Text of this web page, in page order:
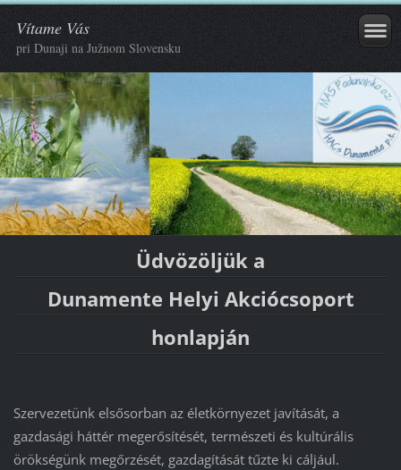
Vítame Vás
pri Dunaji na Južnom Slovensku
Üdvözöljük a
Dunamente Helyi Akciócsoport
honlapján
Szervezetünk elsősorban az életkörnyezet javítását, a
gazdasági háttér megerősítését, természeti és kultúrális
örökségünk megőrzését, gazdagítását tűzte ki cáljául.